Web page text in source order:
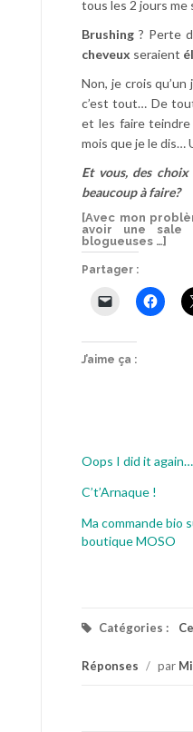
tous les 2 jours
Brushing ? Perte
cheveux seraient
Non, je crois
c’est tout… De
et les faire teindre
mois que je le dis…
Et vous, des
beaucoup à faire?
[Avec mon
avoir une
blogueuses …]
Partager :
J’aime ça :
Oops I did it again…
C’t’Arnaque !
Ma commande bio
boutique MOSO
Catégories :
Réponses / par